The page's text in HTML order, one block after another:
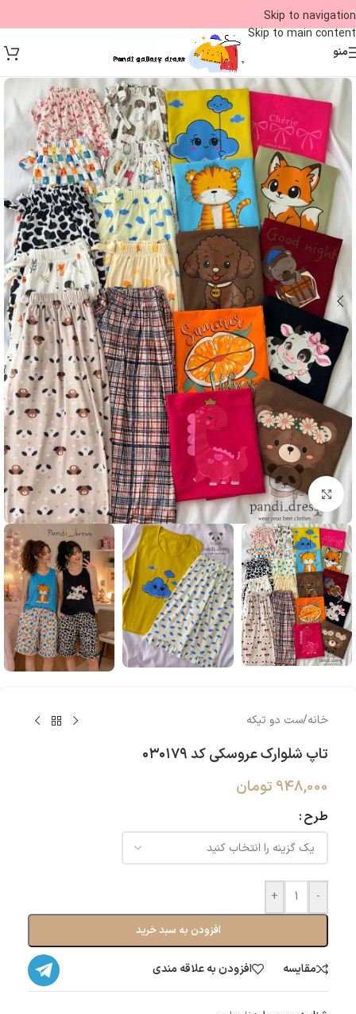
Skip to navigation
Skip to main content
09
منو
بزرگنمایی تصویر
خانه/ست دو تیکه
تاپ شلوارک عروسکی کد ۰۳۰۱۷۹
948,000 تومان
طرح
-
+
افزودن به سبد خرید
مقایسه افزودن به علاقه مندی